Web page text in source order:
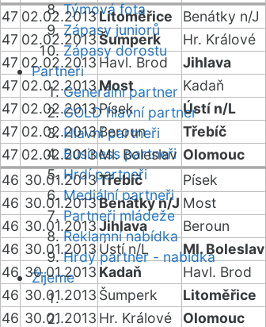
Týmová fota
Zápasy juniorů
Zápasy dorostu
Partneři
Generální partner
GOLD hlavní partner
Hlavní partneři
Business partneři
Hrdí partneři
Mediální partneři
Partneři mládeže
Reklamní nabídka
Hrdý partner - nabídka
Žijeme
47 02.02.2013Litoměřice Benátky n/J
47 02.02.2013Šumperk Hr. Králové
47 02.02.2013 Havl. Brod Jihlava
47 02.02.2013Most Kadaň
47 02.02.2013Písek Ústí n/L
47 02.02.2013Beroun Třebíč
47 02.02.2013Ml. Boleslav Olomouc
46 30.01.2013Třebíč Písek
46 30.01.2013Benátky n/J Most
46 30.01.2013Jihlava Beroun
46 30.01.2013 Ústí n/L Ml. Boleslav
46 30.01.2013 Kadaň Havl. Brod
46 30.01.2013 Šumperk Litoměřice
46 30.01.2013 Hr. Králové Olomouc